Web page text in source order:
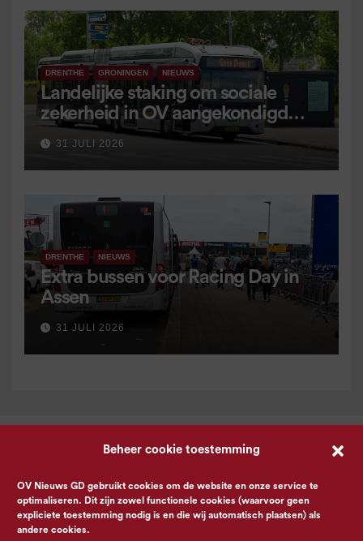
Beheer cookie toestemming
OV Nieuws GD gebruikt cookies om de website en onze service te
optimaliseren. Dit zijn zowel functionele cookies (waarvoor geen
expliciete toestemming nodig is en die wij automatisch plaatsen) als
andere cookies.
DRENTHE GRONINGEN NIEUWS
Landelijke staking om sociale
zekerheid in OV aangekondigd
voor 9 september
31 JULI 2026
DRENTHE NIEUWS
Extra bussen voor Racing Day in
Assen
31 JULI 2026